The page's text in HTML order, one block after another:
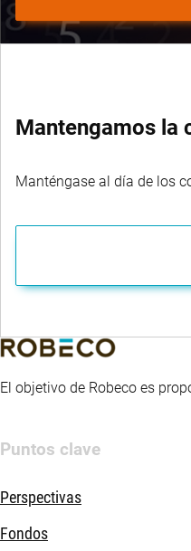
Mantengamos la
Manténgase al día de los
El objetivo de Robeco es
Puntos clave
Perspectivas
Fondos